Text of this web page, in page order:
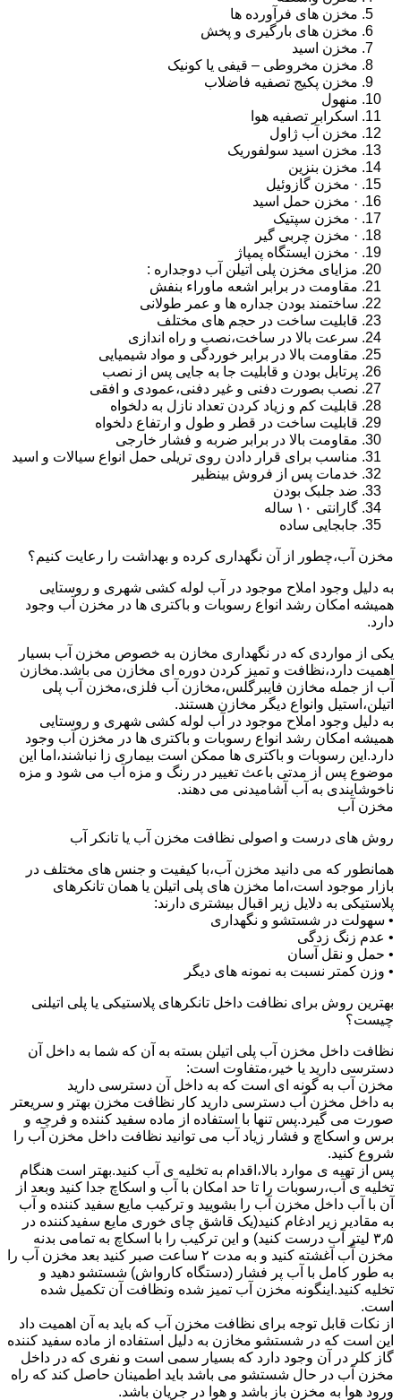
مخزن های فرآورده ها
مخزن های بارگیری و پخش
مخزن اسید
مخزن مخروطی – قیفی یا کونیک
مخزن پکیج تصفیه فاضلاب
منهول
اسکرابر تصفیه هوا
مخزن آب ژاول
مخزن اسید سولفوریک
مخزن بنزین
· مخزن گازوئیل
· مخزن حمل اسید
· مخزن سپتیک
· مخزن چربی گیر
· مخزن ایستگاه پمپاژ
مزایای مخزن پلی اتیلن آب دوجداره :
مقاومت در برابر اشعه ماوراء بنفش
ساختمند بودن جداره ها و عمر طولانی
قابلیت ساخت در حجم های مختلف
سرعت بالا در ساخت،نصب و راه اندازی
مقاومت بالا در برابر خوردگی و مواد شیمیایی
پرتابل بودن و قابلیت جا به جایی پس از نصب
نصب بصورت دفنی و غیر دفنی،عمودی و افقی
قابلیت کم و زیاد کردن تعداد نازل به دلخواه
قابلیت ساخت در قطر و طول و ارتفاع دلخواه
مقاومت بالا در برابر ضربه و فشار خارجی
مناسب برای قرار دادن روی تریلی حمل انواع سیالات و اسید
خدمات پس از فروش بینظیر
ضد جلبک بودن
گارانتی ۱۰ ساله
جابجایی ساده
مخزن آب،چطور از آن نگهداری کرده و بهداشت را رعایت کنیم؟
به دلیل وجود املاح موجود در آب لوله کشی شهری و روستایی
همیشه امکان رشد انواع رسوبات و باکتری ها در مخزن آب وجود
دارد.
یکی از مواردی که در نگهداری مخازن به خصوص مخزن آب بسیار
اهمیت دارد،نظافت و تمیز کردن دوره ای مخازن می باشد.مخازن
آب از جمله مخازن فایبرگلس،مخازن آب فلزی،مخزن آب پلی
اتیلن،استیل وانواع دیگر مخازن هستند.
به دلیل وجود املاح موجود در آب لوله کشی شهری و روستایی
همیشه امکان رشد انواع رسوبات و باکتری ها در مخزن آب وجود
دارد.این رسوبات و باکتری ها ممکن است بیماری زا نباشند،اما این
موضوع پس از مدتی باعث تغییر در رنگ و مزه آب می شود و مزه
ناخوشایندی به آب آشامیدنی می دهند.
مخزن آب
روش های درست و اصولی نظافت مخزن آب یا تانکر آب
همانطور که می دانید مخزن آب،با کیفیت و جنس های مختلف در
بازار موجود است،اما مخزن های پلی اتیلن یا همان تانکرهای
پلاستیکی به دلایل زیر اقبال بیشتری دارند:
• سهولت در شستشو و نگهداری
• عدم زنگ زدگی
• حمل و نقل آسان
• وزن کمتر نسبت به نمونه های دیگر
بهترین روش برای نظافت داخل تانکرهای پلاستیکی یا پلی اتیلنی
چیست؟
نظافت داخل مخزن آب پلی اتیلن بسته به آن که شما به داخل آن
دسترسی دارید یا خیر،متفاوت است:
مخزن آب به گونه ای است که به داخل آن دسترسی دارید
به داخل مخزن آب دسترسی دارید کار نظافت مخزن بهتر و سریعتر
صورت می گیرد.پس تنها با استفاده از ماده سفید کننده و فرچه و
برس و اسکاچ و فشار زیاد آب می توانید نظافت داخل مخزن آب را
شروع کنید.
پس از تهیه ی موارد بالا،اقدام به تخلیه ی آب کنید.بهتر است هنگام
تخلیه ی آب،رسوبات را تا حد امکان با آب و اسکاچ جدا کنید وبعد از
آن با آب داخل مخزن آب را بشویید و ترکیب مایع سفید کننده و آب
به مقادیر زیر ادغام کنید(یک قاشق چای خوری مایع سفیدکننده در
۳٫۵ لیتر آب درست کنید) و این ترکیب را با اسکاچ به تمامی بدنه
مخزن آّب آغشته کنید و به مدت ۲ ساعت صبر کنید بعد مخزن آب را
به طور کامل با آب پر فشار (دستگاه کارواش) شستشو دهید و
تخلیه کنید.اینگونه مخزن آب تمیز شده ونظافت آن تکمیل شده
است.
از نکات قابل توجه برای نظافت مخزن آب که باید به آن اهمیت داد
این است که در شستشو مخازن به دلیل استفاده از ماده سفید کننده
گاز کلر در آن وجود دارد که بسیار سمی است و نفری که در داخل
مخزن آب در حال شستشو می باشد باید اطمینان حاصل کند که راه
ورود هوا به مخزن باز باشد و هوا در جریان باشد.